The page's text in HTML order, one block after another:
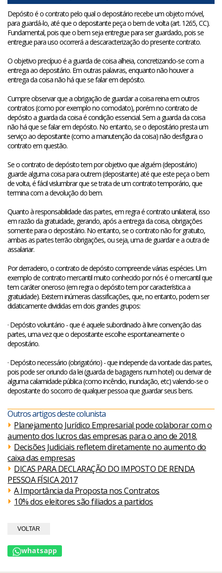
Depósito é o contrato pelo qual o depositário recebe um objeto móvel,
para guardá-lo, até que o depositante peça o bem de volta (art. 1265, CC).
Fundamental, pois que o bem seja entregue para ser guardado, pois se
entregue para uso ocorrerá a descaracterização do presente contrato.
O objetivo precípuo é a guarda de coisa alheia, concretizando-se com a
entrega ao depositário. Em outras palavras, enquanto não houver a
entrega da coisa não há que se falar em depósito.
Cumpre observar que a obrigação de guardar a coisa reina em outros
contratos (como por exemplo no comodato), porém no contrato de
depósito a guarda da coisa é condição essencial. Sem a guarda da coisa
não há que se falar em depósito. No entanto, se o depositário presta um
serviço ao depositante (como a manutenção da coisa) não desfigura o
contrato em questão.
Se o contrato de depósito tem por objetivo que alguém (depositário)
guarde alguma coisa para outrem (depositante) até que este peça o bem
de volta, é fácil vislumbrar que se trata de um contrato temporário, que
termina com a devolução do bem.
Quanto à responsabilidade das partes, em regra é contrato unilateral, isso
em razão da gratuidade, gerando, após a entrega da coisa, obrigações
somente para o depositário. No entanto, se o contrato não for gratuito,
ambas as partes terrão obrigações, ou seja, uma de guardar e a outra de
assalariar.
Por derradeiro, o contrato de depósito compreende várias espécies. Um
exemplo de contrato mercantil muito conhecido por nós é o mercantil que
tem caráter oneroso (em regra o depósito tem por característica a
gratuidade). Existem inúmeras classificações, que, no entanto, podem ser
didaticamente divididas em dois grandes grupos:
· Depósito voluntário - que é aquele subordinado à livre convenção das
partes, uma vez que o depositante escolhe espontaneamente o
depositário.
· Depósito necessário (obrigatório) - que independe da vontade das partes,
pois pode ser oriundo da lei (guarda de bagagens num hotel) ou derivar de
alguma calamidade pública (como incêndio, inundação, etc) valendo-se o
depositante do socorro de qualquer pessoa que guardar seus bens.
Outros artigos deste colunista
Planejamento Jurídico Empresarial pode colaborar com o
aumento dos lucros das empresas para o ano de 2018.
Decisões Judiciais refletem diretamente no aumento do
caixa das empresas
DICAS PARA DECLARAÇÃO DO IMPOSTO DE RENDA
PESSOA FÍSICA 2017
A Importância da Proposta nos Contratos
10% dos eleitores são filiados a partidos
VOLTAR
whatsapp